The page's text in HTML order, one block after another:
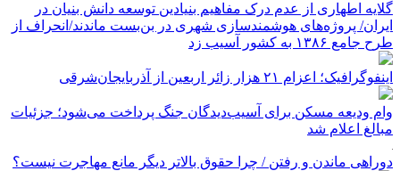
گلایه اطهاری از عدم درک مفاهیم بنیادین توسعه دانش بنیان در
ایران/ پروژه‌های هوشمندسازی شهری در بن‌بست ماندند/انحراف از
طرح جامع ۱۳۸۶ به کشور آسیب زد
اینفوگرافیک؛ اعزام ۲۱ هزار زائر اربعین از آذربایجان‌شرقی
وام ودیعه مسکن برای آسیب‌دیدگان جنگ پرداخت می‌شود؛ جزئیات
مبالغ اعلام شد
دوراهی ماندن و رفتن / چرا حقوق بالاتر دیگر مانع مهاجرت نیست؟